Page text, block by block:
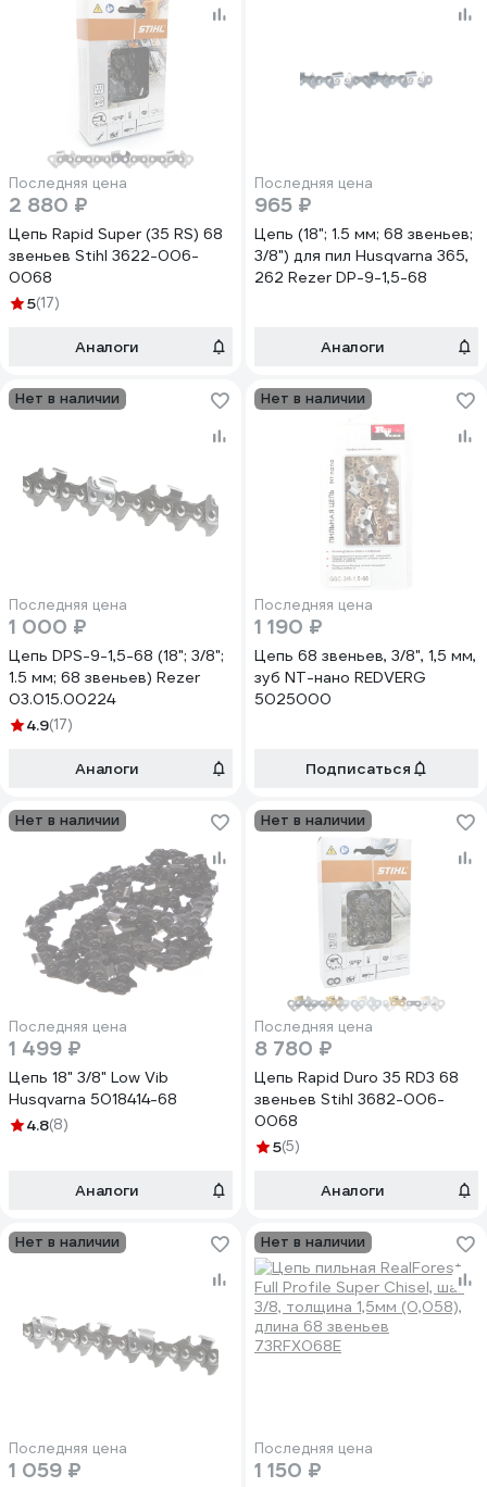
Последняя цена
2 880 ₽
Цепь Rapid Super (35 RS) 68
звеньев Stihl 3622-006-
0068
5(17)
Аналоги
Последняя цена
965 ₽
Цепь (18"; 1.5 мм; 68 звеньев;
3/8") для пил Husqvarna 365,
262 Rezer DP-9-1,5-68
Аналоги
Нет в наличии
Последняя цена
1 000 ₽
Цепь DPS-9-1,5-68 (18"; 3/8";
1.5 мм; 68 звеньев) Rezer
03.015.00224
4.9(17)
Аналоги
Нет в наличии
Последняя цена
1 190 ₽
Цепь 68 звеньев, 3/8", 1,5 мм,
зуб NT-нано REDVERG
5025000
Подписаться
Нет в наличии
Последняя цена
1 499 ₽
Цепь 18" 3/8" Low Vib
Husqvarna 5018414-68
4.8(8)
Аналоги
Нет в наличии
Последняя цена
8 780 ₽
Цепь Rapid Duro 35 RD3 68
звеньев Stihl 3682-006-
0068
5(5)
Аналоги
Нет в наличии
Последняя цена
1 059 ₽
Нет в наличии
Последняя цена
1 150 ₽